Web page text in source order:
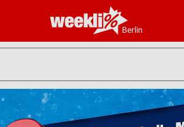
Berlin